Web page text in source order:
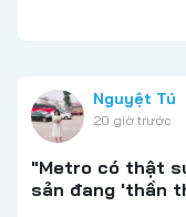
Nguyệt Tú
20 giờ trước
"Metro có thật
sản đang 'thần